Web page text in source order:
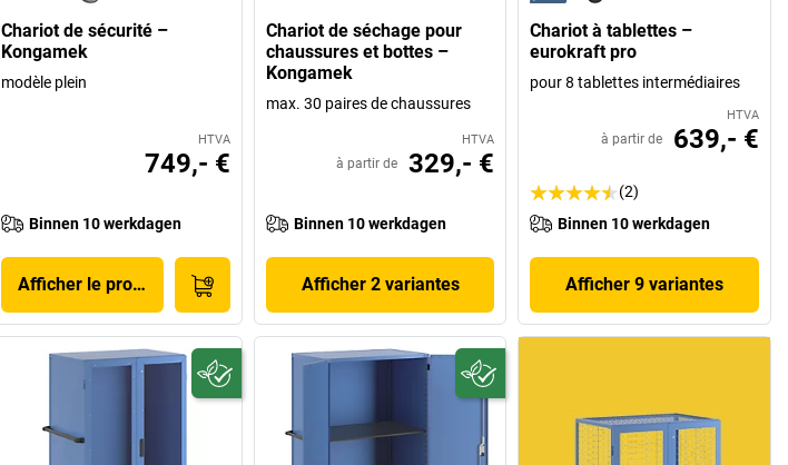
Chariot de sécurité –
Kongamek
modèle plein
HTVA
749,- €
Binnen 10 werkdagen
Afficher le produit
Chariot de séchage pour
chaussures et bottes –
Kongamek
max. 30 paires de chaussures
HTVA
à partir de 329,- €
Binnen 10 werkdagen
Afficher 2 variantes
Chariot à tablettes –
eurokraft pro
pour 8 tablettes intermédiaires
HTVA
à partir de 639,- €
(2)
Binnen 10 werkdagen
Afficher 9 variantes